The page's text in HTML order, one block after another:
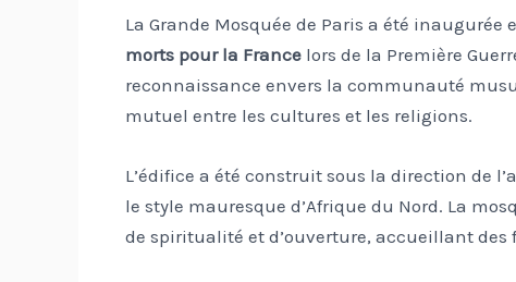
La Grande Mosquée de Paris a été inaugurée
morts pour la Francelors de la Première
reconnaissance envers la communauté
mutuel entre les cultures et les religions.
L’édifice a été construit sous la direction de
le style mauresque d’Afrique du Nord. La
de spiritualité et d’ouverture, accueillant des